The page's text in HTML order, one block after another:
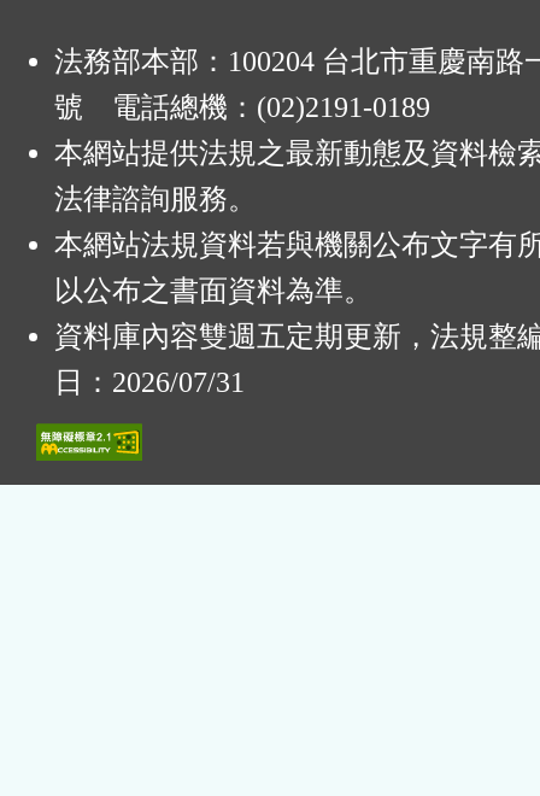
法務部本部：100204 台北市重慶南路
號 電話總機：(02)2191-0189
本網站提供法規之最新動態及資料檢
法律諮詢服務。
本網站法規資料若與機關公布文字有
以公布之書面資料為準。
資料庫內容雙週五定期更新，法規整
日：2026/07/31